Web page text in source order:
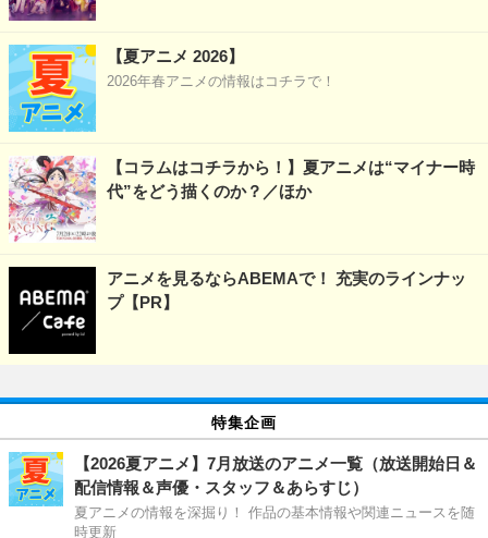
【夏アニメ 2026】
2026年春アニメの情報はコチラで！
【コラムはコチラから！】夏アニメは“マイナー時
代”をどう描くのか？／ほか
アニメを見るならABEMAで！ 充実のラインナッ
プ【PR】
特集企画
【2026夏アニメ】7月放送のアニメ一覧（放送開始日＆
配信情報＆声優・スタッフ＆あらすじ）
夏アニメの情報を深掘り！ 作品の基本情報や関連ニュースを随
時更新